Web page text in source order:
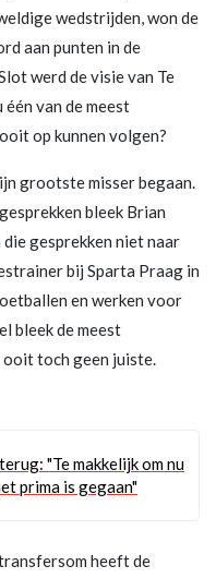
wedstrijden, won de
aan punten in de
werd de visie van Te
van de meest
op kunnen volgen?
grootste misser begaan.
bleek Brian
gesprekken niet naar
bij Sparta Praag in
en werken voor
bleek de meest
ooit toch geen juiste.
"Te makkelijk om nu
prima is gegaan"
heeft de